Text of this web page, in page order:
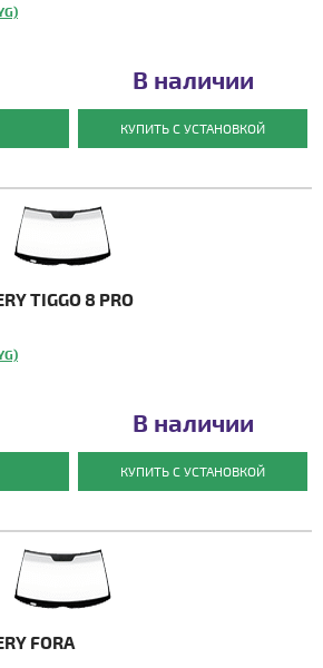
В наличии
КУПИТЬ С УСТАНОВКОЙ
TIGGO 8 PRO
В наличии
КУПИТЬ С УСТАНОВКОЙ
FORA